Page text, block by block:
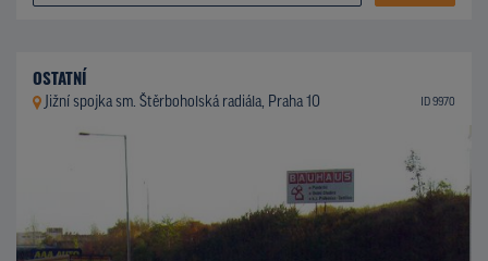
OSTATNÍ
Jižní spojka sm. Štěrboholská radiála, Praha 10 ID 9970